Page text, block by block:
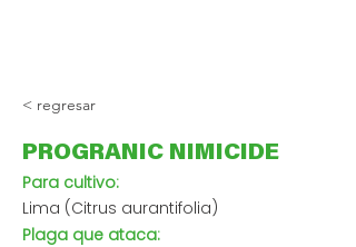
< regresar
PROGRANIC NIMICIDE
Para cultivo:
Lima (Citrus aurantifolia)
Plaga que ataca: